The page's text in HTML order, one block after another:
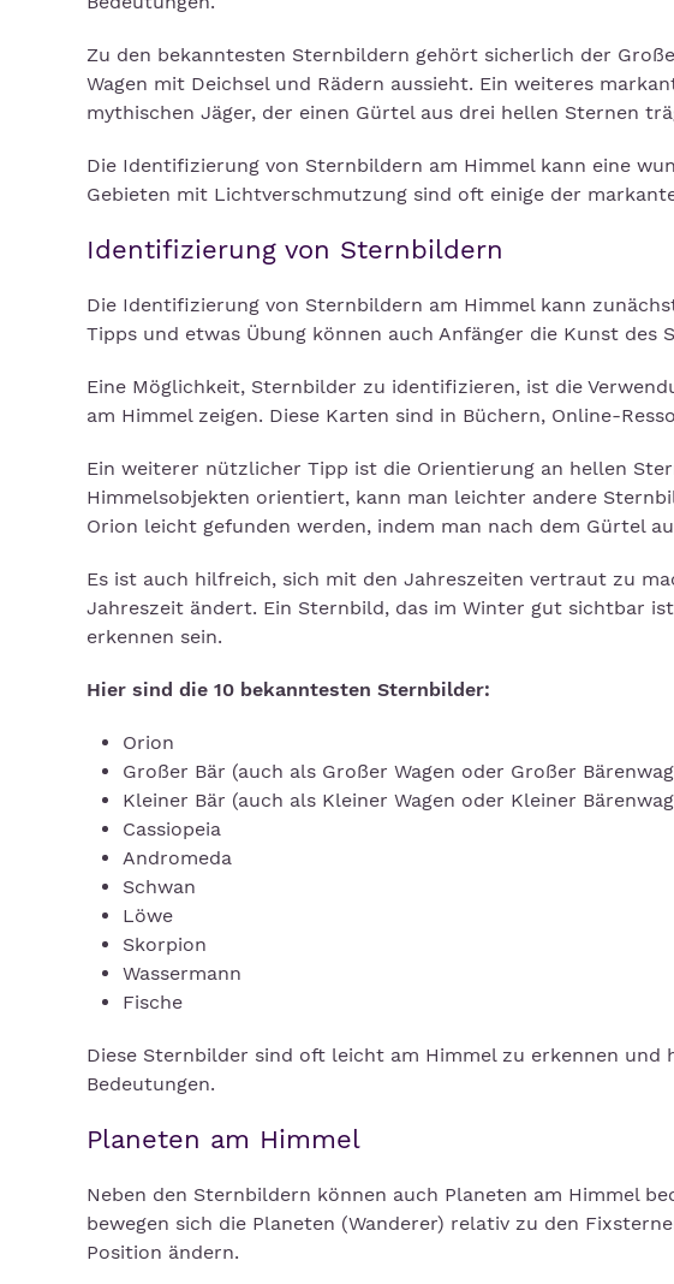
Zu den bekanntesten Sternbildern gehört sicherlich der
Wagen mit Deichsel und Rädern aussieht. Ein weiteres
mythischen Jäger, der einen Gürtel aus drei hellen Sternen
Die Identifizierung von Sternbildern am Himmel kann eine
Gebieten mit Lichtverschmutzung sind oft einige der
Identifizierung von Sternbildern
Die Identifizierung von Sternbildern am Himmel kann
Tipps und etwas Übung können auch Anfänger die Kunst des
Eine Möglichkeit, Sternbilder zu identifizieren, ist die
am Himmel zeigen. Diese Karten sind in Büchern, Online-
Ein weiterer nützlicher Tipp ist die Orientierung an hellen
Himmelsobjekten orientiert, kann man leichter andere
Orion leicht gefunden werden, indem man nach dem Gürtel
Es ist auch hilfreich, sich mit den Jahreszeiten vertraut zu
Jahreszeit ändert. Ein Sternbild, das im Winter gut sichtbar
erkennen sein.
Hier sind die 10 bekanntesten Sternbilder:
Orion
Großer Bär (auch als Großer Wagen oder Großer
Kleiner Bär (auch als Kleiner Wagen oder Kleiner
Cassiopeia
Andromeda
Schwan
Löwe
Skorpion
Wassermann
Fische
Diese Sternbilder sind oft leicht am Himmel zu erkennen
Bedeutungen.
Planeten am Himmel
Neben den Sternbildern können auch Planeten am Himmel
bewegen sich die Planeten (Wanderer) relativ zu den
Position ändern.